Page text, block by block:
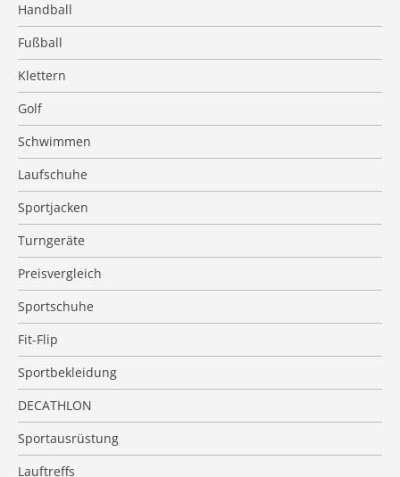
Handball
Fußball
Klettern
Golf
Schwimmen
Laufschuhe
Sportjacken
Turngeräte
Preisvergleich
Sportschuhe
Fit-Flip
Sportbekleidung
DECATHLON
Sportausrüstung
Lauftreffs